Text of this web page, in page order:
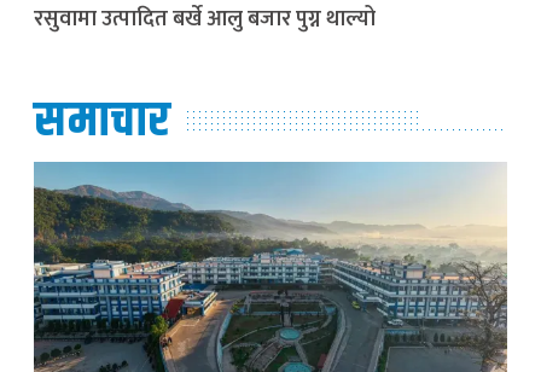
रसुवामा उत्पादित बर्खे आलु बजार पुग्न थाल्यो
समाचार